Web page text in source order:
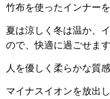
竹布を使ったインナーを
夏は涼しく冬は温か、
ので、快適に過ごせます
人を優しく柔らかな質
マイナスイオンを放出